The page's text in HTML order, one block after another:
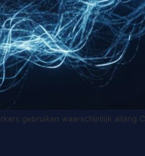
gebruiken waarschijnlijk allang